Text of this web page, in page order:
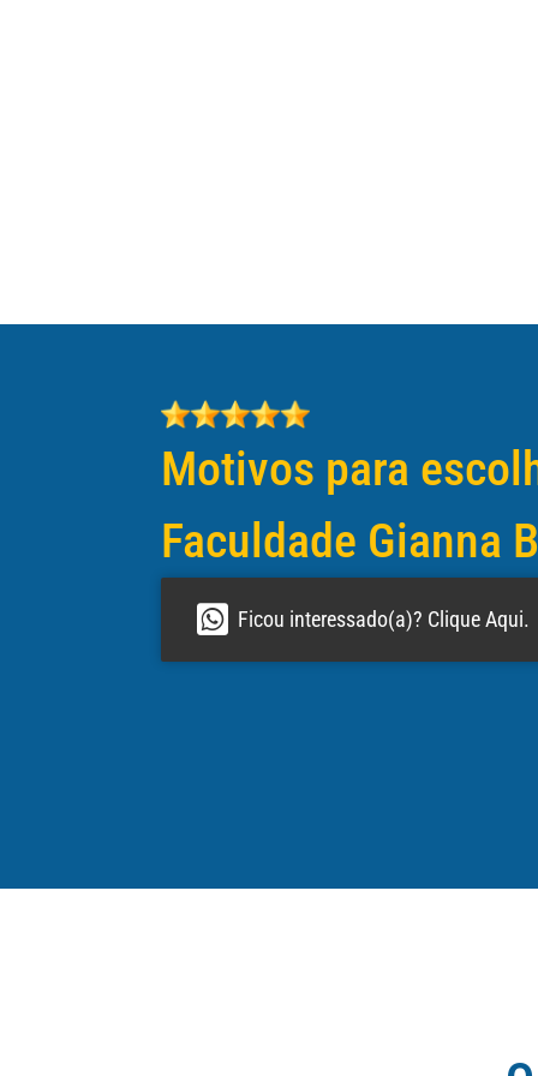
Motivos para
Faculdade Gianna
Ficou interessado(a)? Clique Aqui.
após a